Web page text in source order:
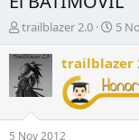
A
t
o
r
e
trailblazer 2.0
F
c
a
e
5
trailblazer
5 Nov 2012